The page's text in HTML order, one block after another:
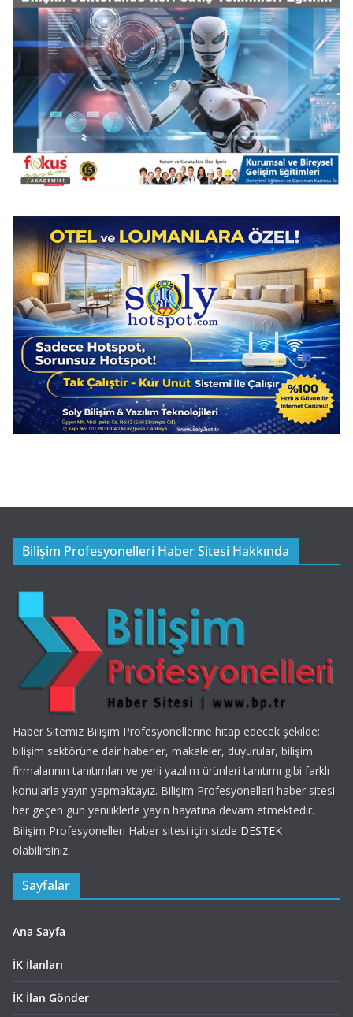
Bilişim Profesyonelleri Haber Sitesi Hakkında
Haber Sitemiz Bilişim Profesyonellerine hitap edecek şekilde;
bilişim sektörüne dair haberler, makaleler, duyurular, bilişim
firmalarının tanıtımları ve yerli yazılım ürünleri tanıtımı gibi farklı
konularla yayın yapmaktayız. Bilişim Profesyonelleri haber sitesi
her geçen gün yeniliklerle yayın hayatına devam etmektedir.
Bilişim Profesyonelleri Haber sitesi için sizde DESTEK
olabilirsiniz.
Sayfalar
Ana Sayfa
İK İlanları
İK İlan Gönder